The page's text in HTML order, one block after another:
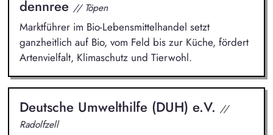
dennree // Töpen
Marktführer im Bio-Lebensmittelhandel setzt
ganzheitlich auf Bio, vom Feld bis zur Küche, fördert
Artenvielfalt, Klimaschutz und Tierwohl.
Deutsche Umwelthilfe (DUH) e.V. //
Radolfzell